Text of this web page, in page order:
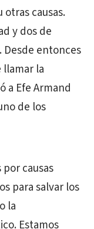
causas.
y dos de
entonces
la
a Efe Armand
de los
causas
para salvar los
la
Estamos